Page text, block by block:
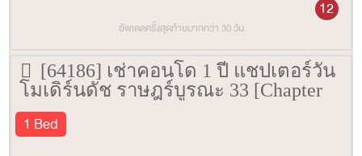
12
อัพเดตครั้งสุดท้ายมากกว่า 30 วัน
[64186] เช่าคอนโด 1 ปี แชปเตอร์วัน
โมเดิร์นดัช ราษฎร์บูรณะ 33 [Chapter
One Modern Dutch Ratburana 33] 30
ตรม. ชั้น 10
1 Bed